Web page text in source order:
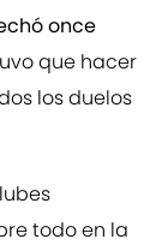
once
que hacer
los duelos
todo en la